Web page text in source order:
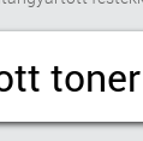
toner